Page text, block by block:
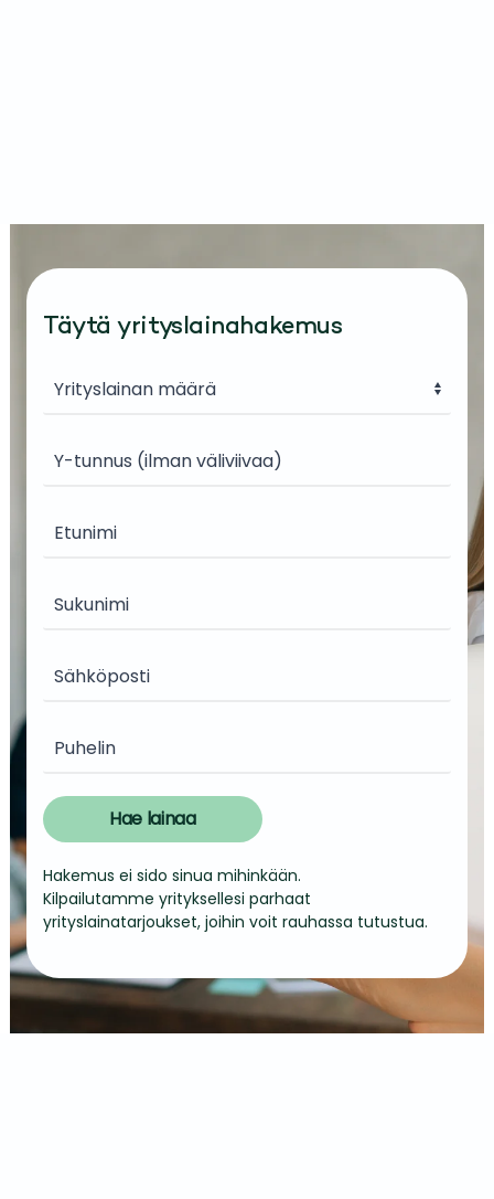
Täytä yrityslainahakemus
Hae lainaa
Hakemus ei sido sinua mihinkään.
Kilpailutamme yrityksellesi parhaat
yrityslainatarjoukset, joihin voit rauhassa tutustua.